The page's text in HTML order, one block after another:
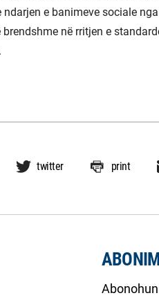
e banimeve sociale
në rritjen e
twitter print